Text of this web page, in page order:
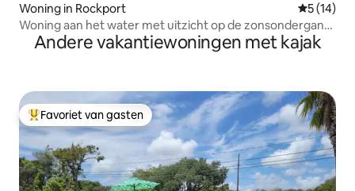
Woning in Rockport
5 (14)
Woning aan het water met uitzicht op de zonsondergang,
zwembad en steiger
Andere vakantiewoningen met kajak
Topfavoriet van gasten
Favoriet van gasten